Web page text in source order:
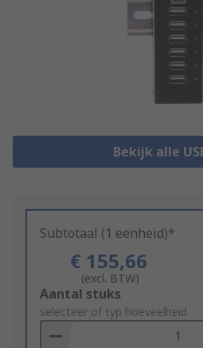
Bekijk alle
Subtotaal (1 eenheid)*
€ 155,66
(excl. BTW)
Add
to
Basket
Aantal stuks
selecteer of typ hoeveelheid